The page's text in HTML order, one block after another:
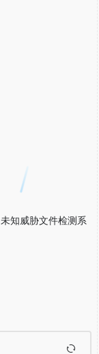
未知威胁文件检测系